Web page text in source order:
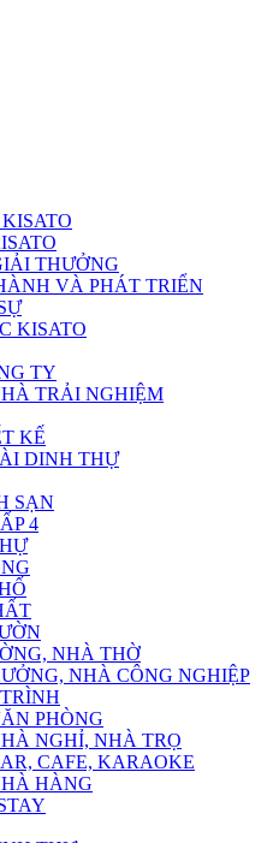
THƯỞNG
VÀ PHÁT TRIỂN
KISATO
TY
TRẢI NGHIỆM
KẾ
DINH THỰ
SẠN
4
NHÀ THỜ
NHÀ CÔNG NGHIỆP
PHÒNG
NGHỈ, NHÀ TRỌ
CAFE, KARAOKE
HÀNG